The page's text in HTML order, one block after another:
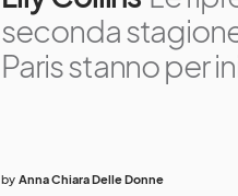
seconda
Paris stanno per
by Anna Chiara Delle Donne